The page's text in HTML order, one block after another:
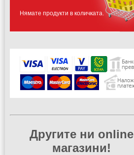
Нямате продукти в количката.
Другите ни online
магазини!